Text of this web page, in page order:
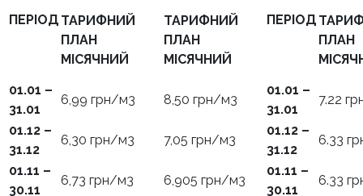
ПЕРІОД
ПЕРІОД
ТАРИФНИЙ
ПЛАН
МІСЯЧНИЙ
ТАРИФНИЙ
ПЛАН
МІСЯЧНИЙ
ПЛАН
01.01 –
31.01
6,99 грн/м3 8,50 грн/м3
01.01 –
31.01
7.22
01.12 –
31.12
6,30 грн/м3 7,05 грн/м3
01.12 –
31.12
6.33
01.11 –
30.11
6,73 грн/м3 6,905 грн/м3
01.11 –
30.11
6.33